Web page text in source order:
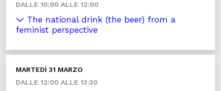
DALLE 10:00 ALLE 12:00
The national drink (the beer) from a
feminist perspective
MARTEDÌ 31 MARZO
DALLE 12:00 ALLE 13:30